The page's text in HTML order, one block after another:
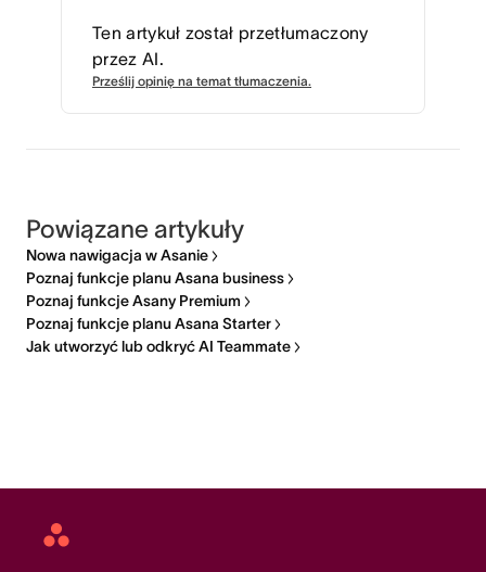
Ten artykuł został przetłumaczony
przez AI.
Prześlij opinię na temat tłumaczenia.
Powiązane artykuły
Nowa nawigacja w Asanie
Poznaj funkcje planu Asana business
Poznaj funkcje Asany Premium
Poznaj funkcje planu Asana Starter
Jak utworzyć lub odkryć AI Teammate
Asana